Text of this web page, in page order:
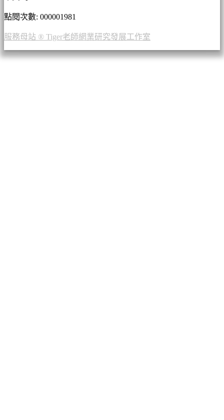
點閱次數: 000001981
服務母站 ® Tiger老師網業研究發展工作室